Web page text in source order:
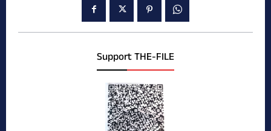
Support THE-FILE